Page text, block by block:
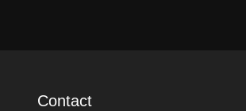
Contact